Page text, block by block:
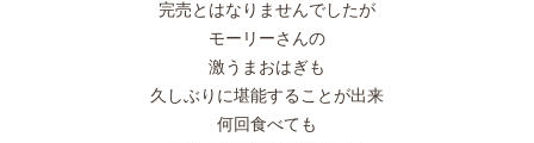
完売とはなりませんでしたが
モーリーさんの
激うまおはぎも
久しぶりに堪能することが出来
何回食べても